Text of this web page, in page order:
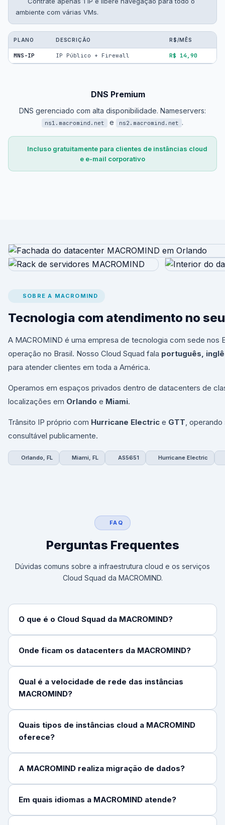
ambiente com várias VMs.
PLANO DESCRIÇÃO R$/MÊS
MNS-IP IP Público + Firewall R$ 14,90
DNS Premium
DNS gerenciado com alta disponibilidade. Nameservers:
ns1.macromind.net e ns2.macromind.net .
Incluso gratuitamente para clientes de instâncias cloud
e e-mail corporativo
SOBRE A MACROMIND
Tecnologia com atendimento no
A MACROMIND é uma empresa de tecnologia com sede nos
operação no Brasil. Nosso Cloud Squad fala português,
para atender clientes em toda a América.
Operamos em espaços privados dentro de datacenters de
localizações em Orlando e Miami.
Trânsito IP próprio com Hurricane Electric e GTT,
consultável publicamente.
Orlando, FL Miami, FL AS5651 Hurricane Electric
FAQ
Perguntas Frequentes
Dúvidas comuns sobre a infraestrutura cloud e os serviços
Cloud Squad da MACROMIND.
O que é o Cloud Squad da MACROMIND?
Onde ficam os datacenters da MACROMIND?
Qual é a velocidade de rede das instâncias
MACROMIND?
Quais tipos de instâncias cloud a MACROMIND
oferece?
A MACROMIND realiza migração de dados?
Em quais idiomas a MACROMIND atende?